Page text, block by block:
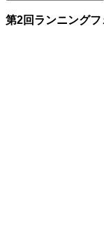
第2回ランニング